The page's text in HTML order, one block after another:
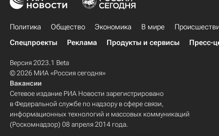
Политика Общество Экономика В мире
Спецпроекты
Реклама Продукты и сервисы Пресс-
Версия 2023.1 Beta
© 2026 МИА «Россия сегодня»
Вакансии
Сетевое издание РИА Новости зарегистрировано
в Федеральной службе по надзору в сфере связи,
информационных технологий и массовых коммуникаций
(Роскомнадзор) 08 апреля 2014 года.